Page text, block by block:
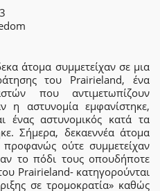
άτομα συμμετείχαν σε μια
του Prairieland, ένα
που αντιμετωπίζουν
η αστυνομία εμφανίστηκε,
ένας αστυνομικός κατά τα
Σήμερα, δεκαεννέα άτομα
ούτε συμμετείχαν
το πόδι τους οπουδήποτε
Prairieland- κατηγορούνται
σε τρομοκρατία» καθώς